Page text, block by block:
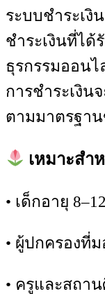
ระบบชำระเงิ
ชำระเงินที่ได้
ธุรกรรมออน
การชำระเงิน
ตามมาตรฐา
เหมาะสำ
• เด็กอายุ
• ผู้ปกครองที่
• ครูและสถา